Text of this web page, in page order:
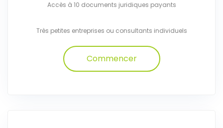
Accès à 10 documents juridiques payants
Très petites entreprises ou consultants individuels
Commencer